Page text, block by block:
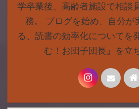
学卒業後、高齢者施設で相談
務。 ブログを始め、自分が
る、読書の効率化についてを
む！お団子団長』を立